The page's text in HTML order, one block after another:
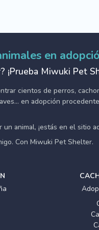
en
¡Prueba Miwuki Pet
cientos de perros,
en adopción
animal, ¡estás en el sitio
Con Miwuki Pet Shelter.